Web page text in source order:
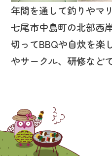
年間を通して釣りやマ
七尾市中島町の北部西
切ってBBQや自炊を楽
やサークル、研修など